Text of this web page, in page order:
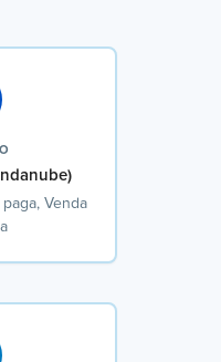
Venda